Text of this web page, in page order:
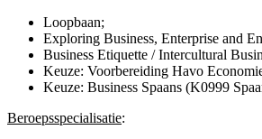
Loopbaan;
Exploring Business, Enterprise and
Business Etiquette / Intercultural
Keuze: Voorbereiding Havo
Keuze: Business Spaans (K0999
Beroepsspecialisatie: